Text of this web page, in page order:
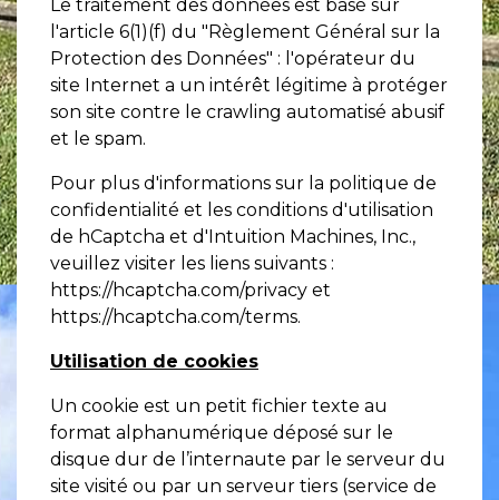
Le traitement des données est basé sur
l'article 6(1)(f) du "Règlement Général sur la
Protection des Données" : l'opérateur du
site Internet a un intérêt légitime à protéger
son site contre le crawling automatisé abusif
et le spam.
Pour plus d'informations sur la politique de
confidentialité et les conditions d'utilisation
de hCaptcha et d'Intuition Machines, Inc.,
veuillez visiter les liens suivants :
https://hcaptcha.com/privacy et
https://hcaptcha.com/terms.
Utilisation de cookies
Un cookie est un petit fichier texte au
format alphanumérique déposé sur le
disque dur de l’internaute par le serveur du
site visité ou par un serveur tiers (service de